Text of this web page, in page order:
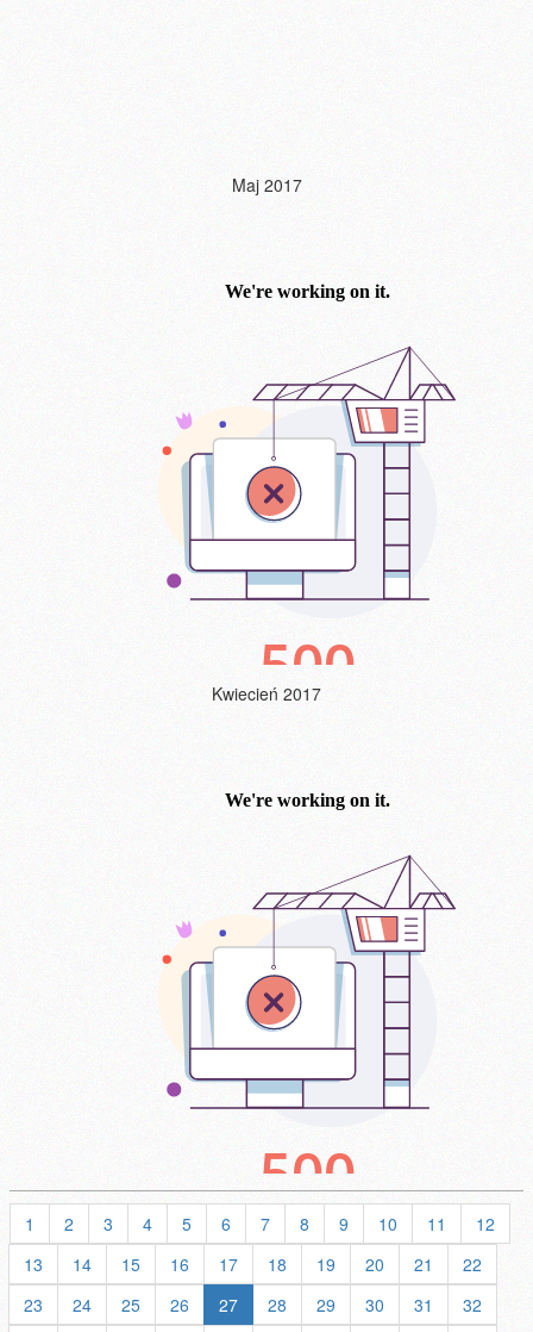
Maj 2017
Kwiecień 2017
1 2 3 4 5 6 7 8 9 10 11
12
13
14 15 16 17 18 19 20 21
22
23
24 25 26 27 28 29 30 31
32